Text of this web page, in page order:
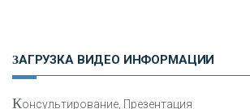
ЗАГРУЗКА ВИДЕО ИНФОРМАЦИИ
Консультирование, Презентация